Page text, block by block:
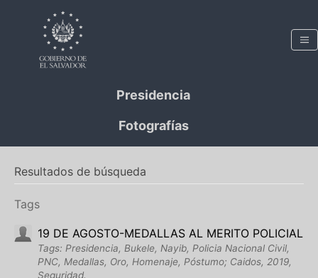
Presidencia
Fotografías
Resultados de búsqueda
Tags
19 DE AGOSTO-MEDALLAS AL MERITO POLICIAL
Tags: Presidencia, Bukele, Nayib, Policia Nacional Civil,
PNC, Medallas, Oro, Homenaje, Póstumo; Caidos, 2019,
Seguridad.